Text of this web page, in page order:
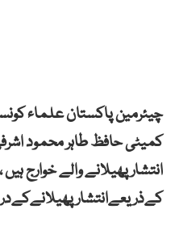
چیئرمین پاکستان علماء
کمیٹی حافظ طاہر محمود
انتشار پھیلانے والے خوارج
کےذریعےانتشار